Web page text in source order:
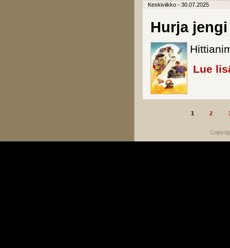
Keskiviikko - 30.07.2025
Hurja jengi
Lue
1 2